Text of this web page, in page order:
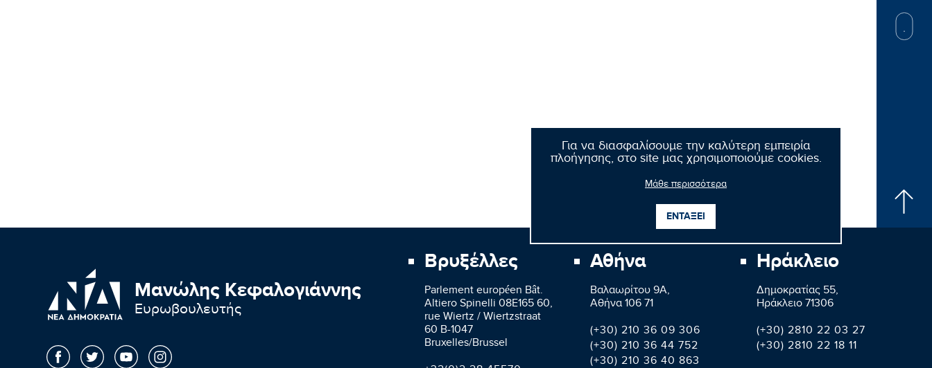
Για να διασφαλίσουμε την καλύτερη εμπειρία
πλοήγησης, στο site μας χρησιμοποιούμε cookies.
Μάθε περισσότερα
ΕΝΤΑΞΕΙ
Μανώλης Κεφαλογιάννης
Ευρωβουλευτής
Βρυξέλλες
Parlement européen Bât.
Altiero Spinelli 08E165 60,
rue Wiertz / Wiertzstraat
60 B-1047
Bruxelles/Brussel
Αθήνα
Βαλαωρίτου 9A,
Aθήνα 106 71
(+30) 210 36 09 306
(+30) 210 36 44 752
(+30) 210 36 40 863
Ηράκλειο
Δημοκρατίας 55,
Ηράκλειο 71306
(+30) 2810 22 03 27
(+30) 2810 22 18 11